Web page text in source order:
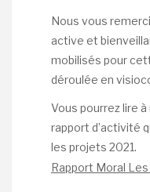
Nous vous
active et
mobilisés pour
déroulée en
Vous pourrez lire
rapport d’activité
les projets 2021.
Rapport Moral